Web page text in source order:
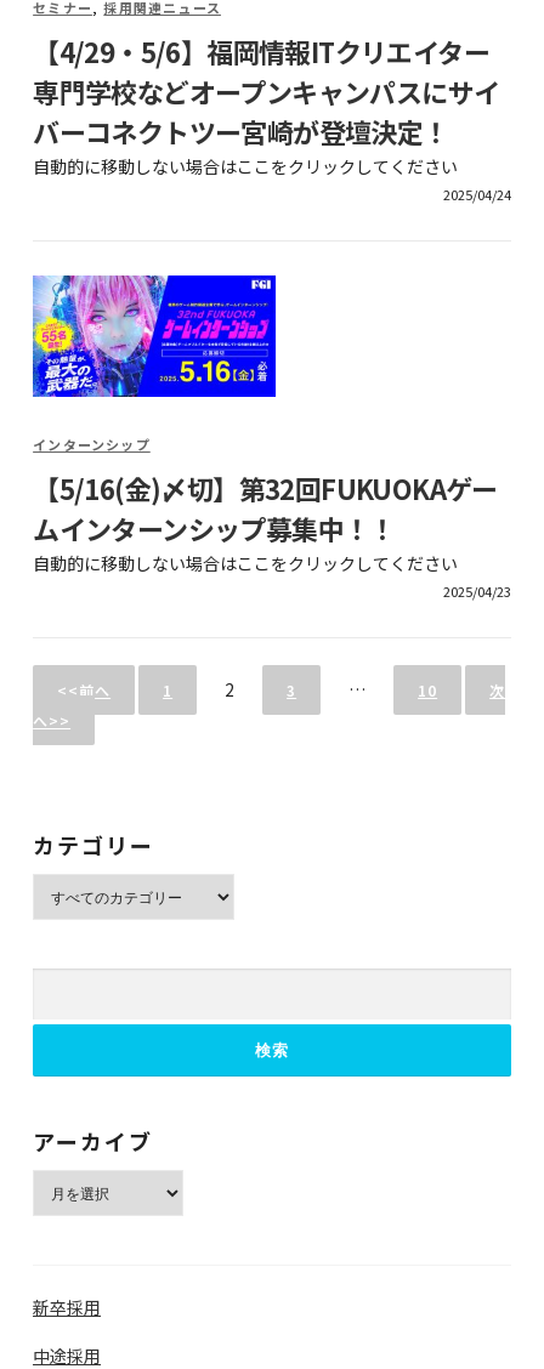
セミナー,採用関連ニュース
【4/29・5/6】福岡情報ITクリエイター
専門学校などオープンキャンパスにサイ
バーコネクトツー宮崎が登壇決定！
自動的に移動しない場合はここをクリックしてください
2025/04/24
インターンシップ
【5/16(金)〆切】第32回FUKUOKAゲー
ムインターンシップ募集中！！
自動的に移動しない場合はここをクリックしてください
2025/04/23
<<前へ 1 2 3 … 10
次
へ>>
カテゴリー
検索
アーカイブ
新卒採用
中途採用